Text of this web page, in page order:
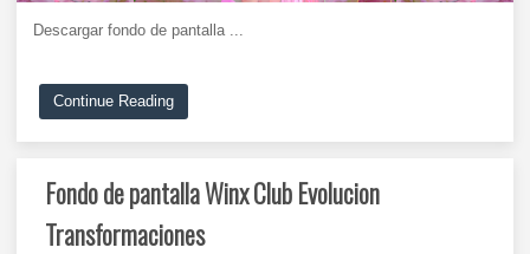
Descargar fondo de pantalla ...
Continue Reading
Fondo de pantalla Winx Club Evolucion
Transformaciones